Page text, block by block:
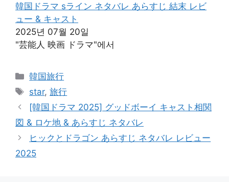
韓国ドラマ sライン ネタバレ あらすじ 結末 レビ
ュー & キャスト
2025년 07월 20일
"芸能人 映画 ドラマ"에서
카
테
리
韓国旅行
태
그
star,旅行
[韓国ドラマ 2025] グッドボーイ キャスト相関
図 & ロケ地 & あらすじ ネタバレ
ヒックとドラゴン あらすじ ネタバレ レビュー
2025